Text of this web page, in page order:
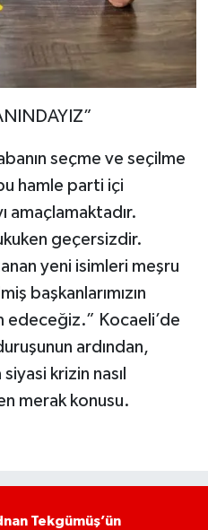
seçme ve seçilme
hamle parti içi
amaçlamaktadır.
geçersizdir.
yeni isimleri meşru
başkanlarımızın
edeceğiz.” Kocaeli’de
ardından,
krizin nasıl
merak konusu.
Tekgümüş’ün